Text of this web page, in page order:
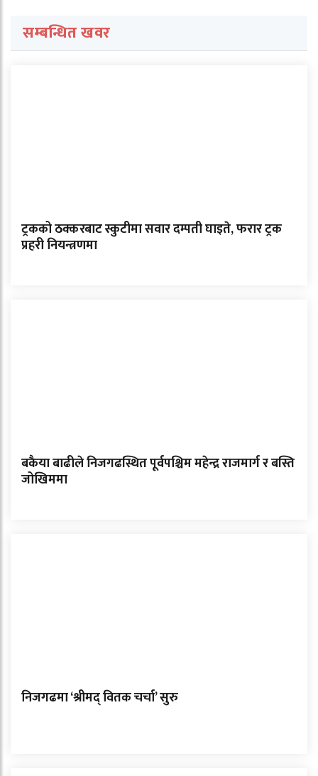
सम्बन्धित खवर
ट्रकको ठक्करबाट स्कुटीमा सवार दम्पती घाइते, फरार ट्रक
प्रहरी नियन्त्रणमा
बकैया बाढीले निजगढस्थित पूर्वपश्चिम महेन्द्र राजमार्ग र बस्ति
जोखिममा
निजगढमा ‘श्रीमद् वितक चर्चा’ सुरु